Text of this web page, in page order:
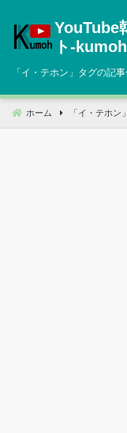
へ
動
YouTube
ト
「イ・テホン 」タグの記
ホーム 「 イ・テホン